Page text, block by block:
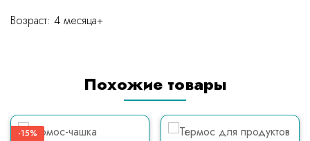
Возраст: 4 месяца+
Похожие товары
-15%